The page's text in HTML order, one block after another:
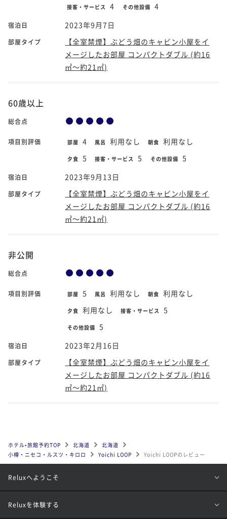
接客・サービス 4 その他設備 4
宿泊日 2023年9月7日
部屋タイプ
【全室禁煙】ぶどう畑のキャビン小屋をイ
メージしたお部屋 コンパクトダブル (約16
㎡～約21㎡)
60歳以上
総合点
項目別評価 部屋 4 風呂 利用なし 朝食 利用なし
夕食 5 接客・サービス 5 その他設備 5
宿泊日 2023年9月13日
部屋タイプ
【全室禁煙】ぶどう畑のキャビン小屋をイ
メージしたお部屋 コンパクトダブル (約16
㎡～約21㎡)
非公開
総合点
項目別評価 部屋 5 風呂 利用なし 朝食 利用なし
夕食 利用なし 接客・サービス 5
その他設備 5
宿泊日 2023年2月16日
部屋タイプ
【全室禁煙】ぶどう畑のキャビン小屋をイ
メージしたお部屋 コンパクトダブル (約16
㎡～約21㎡)
ホテル•旅館予約TOP 北海道
北海道
小樽・ニセコ・ルスツ・キロロ
Yoichi LOOP Yoichi LOOPのレビュー
Reluxへようこそ
Reluxを体験する